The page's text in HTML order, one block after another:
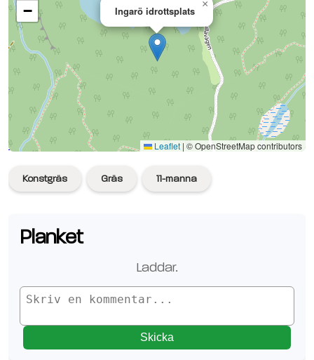
Ingarö idrottsplats
×
−
Leaflet | © OpenStreetMap contributors
Se planen på Google Maps
Konstgräs Gräs 11-manna
Planket
Laddar.
Skicka